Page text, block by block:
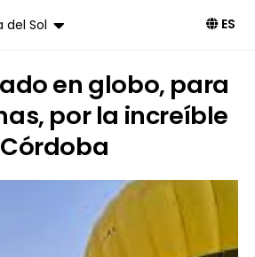
del Sol ES
en globo, para
por la increíble